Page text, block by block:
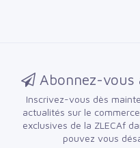
Abonnez-vous
Inscrivez-vous dès
actualités sur le
exclusives de la ZLECAf
pouvez vous